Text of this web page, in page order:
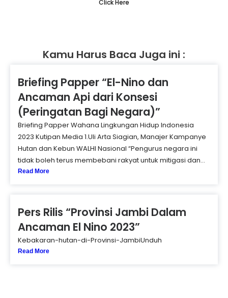
Click Here
Kamu Harus Baca Juga ini :
Briefing Papper “El-Nino dan
Ancaman Api dari Konsesi
(Peringatan Bagi Negara)”
Briefing Papper Wahana Lingkungan Hidup Indonesia
2023 Kutipan Media 1.Uli Arta Siagian, Manajer Kampanye
Hutan dan Kebun WALHI Nasional “Pengurus negara ini
tidak boleh terus membebani rakyat untuk mitigasi dan...
Read More
Pers Rilis “Provinsi Jambi Dalam
Ancaman El Nino 2023”
Kebakaran-hutan-di-Provinsi-JambiUnduh
Read More